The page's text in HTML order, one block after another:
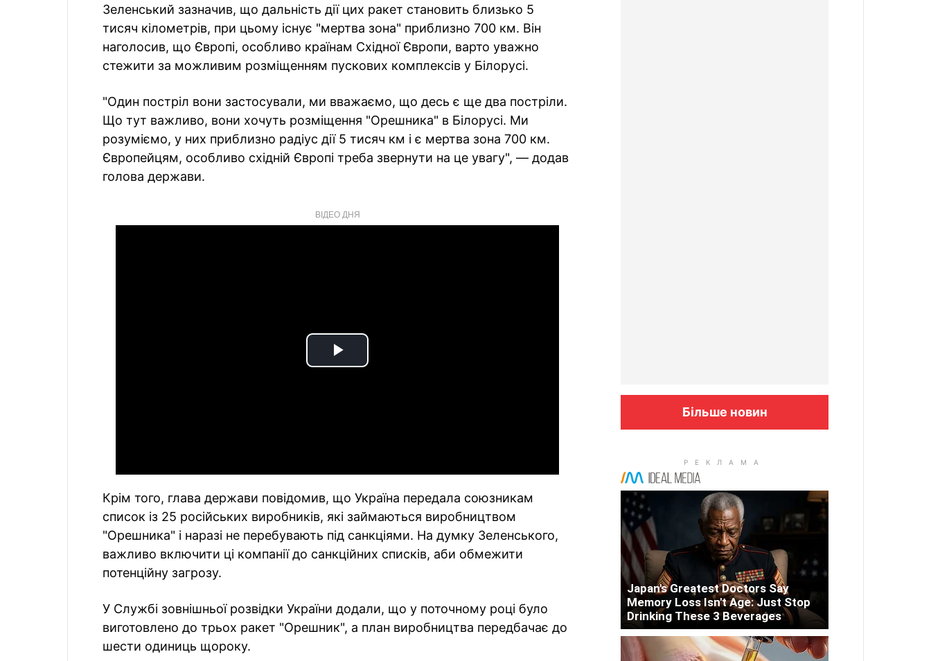
Зеленський зазначив, що дальність дії цих ракет становить близько 5
тисяч кілометрів, при цьому існує "мертва зона" приблизно 700 км. Він
наголосив, що Європі, особливо країнам Східної Європи, варто уважно
стежити за можливим розміщенням пускових комплексів у Білорусі.
"Один постріл вони застосували, ми вважаємо, що десь є ще два постріли.
Що тут важливо, вони хочуть розміщення "Орешника" в Білорусі. Ми
розуміємо, у них приблизно радіус дії 5 тисяч км і є мертва зона 700 км.
Європейцям, особливо східній Європі треба звернути на це увагу", — додав
голова держави.
ВІДЕО ДНЯ
Play
Крім того, глава держави повідомив, що Україна передала союзникам
список із 25 російських виробників, які займаються виробництвом
"Орешника" і наразі не перебувають під санкціями. На думку Зеленського,
важливо включити ці компанії до санкційних списків, аби обмежити
потенційну загрозу.
У Службі зовнішньої розвідки України додали, що у поточному році було
виготовлено до трьох ракет "Орешник", а план виробництва передбачає до
шести одиниць щороку.
Більше новин
Japan's Greatest Doctors Say
Memory Loss Isn't Age: Just Stop
Drinking These 3 Beverages